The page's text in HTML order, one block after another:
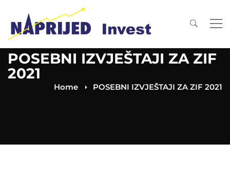
POSEBNI IZVJEŠTAJI ZA ZIF
2021
Home POSEBNI IZVJEŠTAJI ZA ZIF 2021